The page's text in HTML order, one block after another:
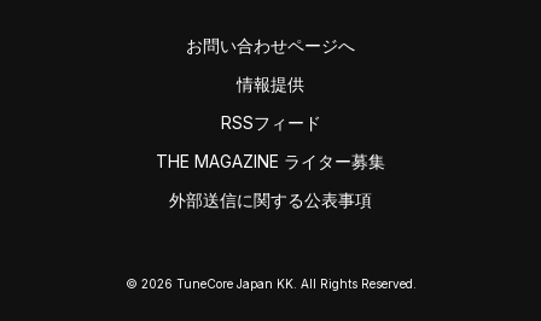
お問い合わせページへ
情報提供
RSSフィード
THE MAGAZINE ライター募集
外部送信に関する公表事項
© 2026 TuneCore Japan KK. All Rights Reserved.